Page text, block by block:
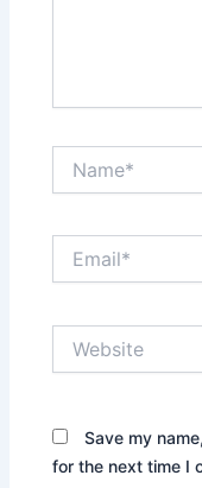
Save my
for the next time I